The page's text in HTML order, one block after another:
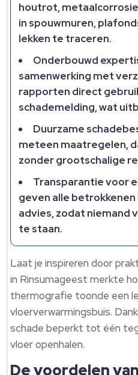
houtrot,
in spouwmuren,
lekken te traceren.​
Onderbouwd
samenwerking met
rapporten direct
schademelding, wat
Duurzame
meteen maatregelen,
zonder grootschalige
Transparantie voor
geven alle
advies, zodat niemand
te staan.​
Laat je inspireren door
in Rinsumageest merkte
thermografie toonde een
vloerverwarmingsbuis.​
schade beperkt tot één
vloer openhalen.​
De voordelen